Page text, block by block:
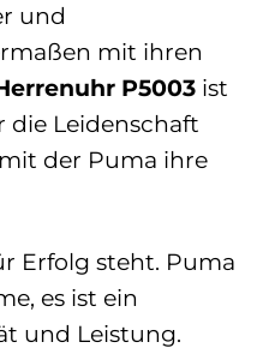
und
mit ihren
P5003 ist
die Leidenschaft
der Puma ihre
Erfolg steht. Puma
es ist ein
und Leistung.